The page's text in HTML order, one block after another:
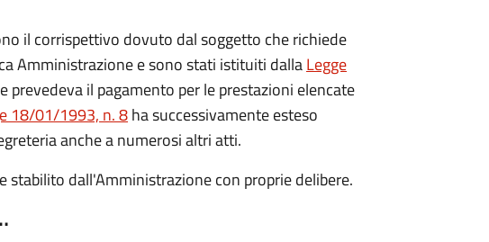
il corrispettivo dovuto dal soggetto che richiede
Amministrazione e sono stati istituiti dallaLegge
prevedeva il pagamento per le prestazioni elencate
18/01/1993, n. 8ha successivamente esteso
anche a numerosi altri atti.
stabilito dall'Amministrazione con proprie delibere.